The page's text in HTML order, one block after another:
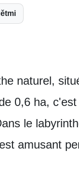
naturel,
0,6 ha,
le
amusant